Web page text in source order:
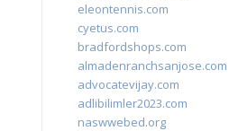
eleontennis.com
cyetus.com
bradfordshops.com
almadenranchsanjose.com
advocatevijay.com
adlibilimler2023.com
naswwebed.org